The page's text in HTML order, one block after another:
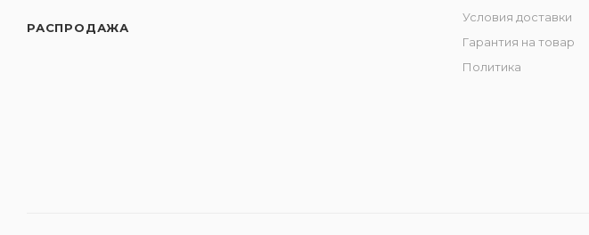
РАСПРОДАЖА
Условия доставки
Гарантия на товар
Политика